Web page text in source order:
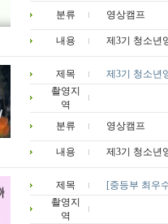
분류 영상캠프
내용
제3기 청소년
제목
제3기 청소년
촬영지
역
분류 영상캠프
내용
제3기 청소년
제목
[중등부 최우
촬영지
역